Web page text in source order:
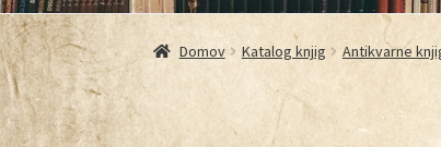
Domov Galerija Kontakt Košarica Moj
Pogoji poslovanjaPonudba knjig
Domov Katalog knjig Antikvarne